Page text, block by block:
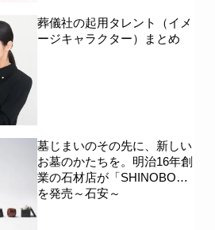
葬儀社の起用タレント（イメ
ージキャラクター）まとめ
墓じまいのその先に、新しい
お墓のかたちを。明治16年創
業の石材店が「SHINOBO」
を発売～石安～